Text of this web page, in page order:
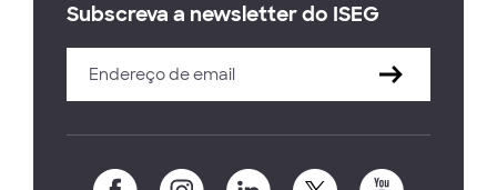
Subscreva a newsletter do ISEG